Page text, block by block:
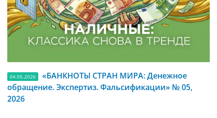
04.05.2026
«БАНКНОТЫ СТРАН МИРА: Денежное
обращение. Экспертиз. Фальсификации» № 05,
2026